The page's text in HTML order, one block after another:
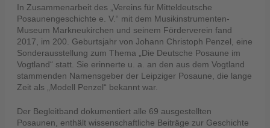
In Zusammenarbeit des „Vereins für Mitteldeutsche
Posaunengeschichte e. V.“ mit dem Musikinstrumenten-
Museum Markneukirchen und seinem Förderverein fand
2017, im 200. Geburtsjahr von Johann Christoph Penzel, eine
Sonderausstellung zum Thema „Die Deutsche Posaune im
Vogtland“ statt. Sie erinnerte u. a. an den aus dem Vogtland
stammenden Namensgeber der Leipziger Posaune, die lange
Zeit als „Modell Penzel“ bekannt war.
Der Begleitband dokumentiert alle 69 ausgestellten
Posaunen, enthält wissenschaftliche Beiträge zur Geschichte